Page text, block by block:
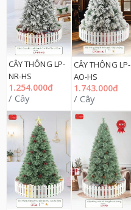
CÂY THÔNG LP-
NR-HS
1.254.000đ
/ Cây
CÂY THÔNG LP-
AO-HS
1.743.000đ
/ Cây